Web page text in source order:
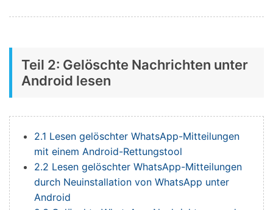
Teil 2: Gelöschte Nachrichten unter
Android lesen
2.1 Lesen gelöschter WhatsApp-Mitteilungen
mit einem Android-Rettungstool
2.2 Lesen gelöschter WhatsApp-Mitteilungen
durch Neuinstallation von WhatsApp unter
Android